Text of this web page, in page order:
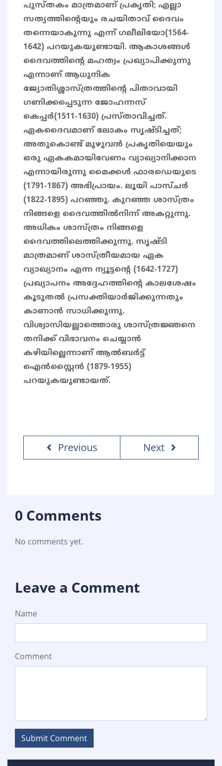
പുസ്തകം മാത്രമാണ് പ്രകൃതി; എല്ലാ
സത്യത്തിന്റെയും രചയിതാവ് ദൈവം
തന്നെയാകുന്നു എന്ന് ഗലീലിയോ(1564-
1642) പറയുകയുണ്ടായി. ആകാശങ്ങള്‍
ദൈവത്തിന്റെ മഹത്വം പ്രഖ്യാപിക്കുന്നു
എന്നാണ് ആധുനിക
ജ്യോതിശ്ശാസ്ത്രത്തിന്റെ പിതാവായി
ഗണിക്കപ്പെടുന്ന ജോഹന്നസ്
കെപ്പര്‍(1511-1630) പ്രസ്താവിച്ചത്.
ഏകദൈവമാണ് ലോകം സൃഷ്ടിച്ചത്;
അതുകൊണ്ട് മുഴുവന്‍ പ്രകൃതിയെയും
ഒരു ഏകകമായിവേണം വ്യാഖ്യാനിക്കാന
എന്നായിരുന്നു മൈക്കള്‍ ഫാരഡെയുടെ
(1791-1867) അഭിപ്രായം. ലൂയി പാസ്ചര്‍
(1822-1895) പറഞ്ഞു. കുറഞ്ഞ ശാസ്ത്രം
നിങ്ങളെ ദൈവത്തില്‍നിന്ന് അകറ്റുന്നു.
അധികം ശാസ്ത്രം നിങ്ങളെ
ദൈവത്തിലെത്തിക്കുന്നു. സൃഷ്ടി
മാത്രമാണ് ശാസ്ത്രീയമായ ഏക
വ്യാഖ്യാനം എന്ന ന്യൂട്ടന്റെ (1642-1727)
പ്രഖ്യാപനം അദ്ദേഹത്തിന്റെ കാലശേഷം
കൂടുതല്‍ പ്രസക്തിയാര്‍ജിക്കുന്നതും
കാണാന്‍ സാധിക്കുന്നു.
വിശ്വാസിയല്ലാത്തൊരു ശാസ്ത്രജ്ഞനെ
തനിക്ക് വിഭാവനം ചെയ്യാന്‍
കഴിയില്ലെന്നാണ് ആല്‍ബര്‍ട്ട്
ഐന്‍സ്റ്റൈന്‍ (1879-1955)
പറയുകയുണ്ടായത്.
Previous Next
0 Comments
No comments yet.
Leave a Comment
Name
Comment
Submit Comment